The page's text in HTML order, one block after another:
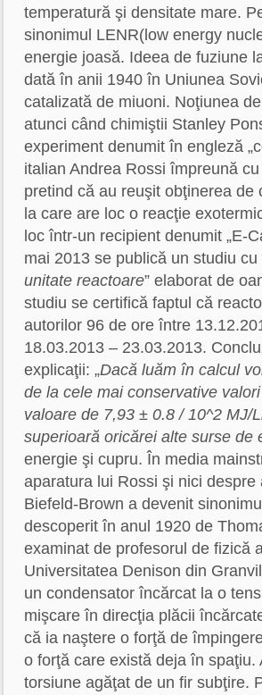
temperatură şi densitate mare.
sinonimul LENR(low energy
energie joasă. Ideea de fuziune
dată în anii 1940 în Uniunea
catalizată de miuoni. Noţiunea
atunci când chimiştii Stanley
experiment denumit în engleză
italian Andrea Rossi împreună
pretind că au reuşit obţinerea
la care are loc o reacţie
loc într-un recipient denumit „E-
mai 2013 se publică un studiu cu
unitate reactoare” elaborat de
studiu se certifică faptul că
autorilor 96 de ore între
18.03.2013 – 23.03.2013.
explicaţii: „Dacă luăm în calcul
de la cele mai conservative
valoare de 7,93 ± 0.8 / 10^2 MJ/
superioară oricărei alte surse de
energie şi cupru. În media
aparatura lui Rossi şi nici despre
Biefeld-Brown a devenit
descoperit în anul 1920 de
examinat de profesorul de fizică
Universitatea Denison din
un condensator încărcat la o
mişcare în direcţia plăcii
că ia naştere o forţă de
o forţă care există deja în
torsiune agăţat de un fir subţire.